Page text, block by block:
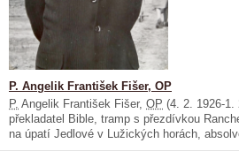
P. Angelik František Fišer, OP
P. Angelik František Fišer, OP (4. 2. 1926-1.
překladatel Bible, tramp s přezdívkou
na úpatí Jedlové v Lužických horách,